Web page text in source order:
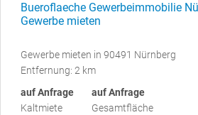
Bueroflaeche Gewerbeimmobilie
Gewerbe mieten
Gewerbe mieten in 90491 Nürnberg
Entfernung: 2 km
auf Anfrage
Kaltmiete
auf Anfrage
Gesamtfläche